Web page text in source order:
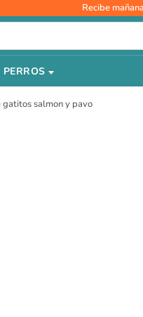
Recibe
PERROS
gatitos salmon y pavo